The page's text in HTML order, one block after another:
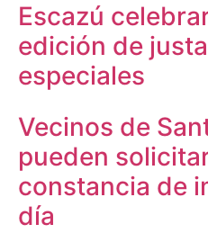
Escazú
edición de
especiales
Vecinos de
pueden
constancia de
día